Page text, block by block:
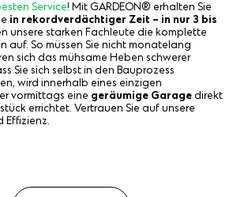
Service! Mit GARDEON® erhalten Sie
in rekordverdächtiger Zeit – in nur 3 bis
unsere starken Fachleute die komplette
auf. So müssen Sie nicht monatelang
sich das mühsame Heben schwerer
Sie sich selbst in den Bauprozess
wird innerhalb eines einzigen
vormittags eine geräumige Garagedirekt
errichtet. Vertrauen Sie auf unsere
Effizienz.